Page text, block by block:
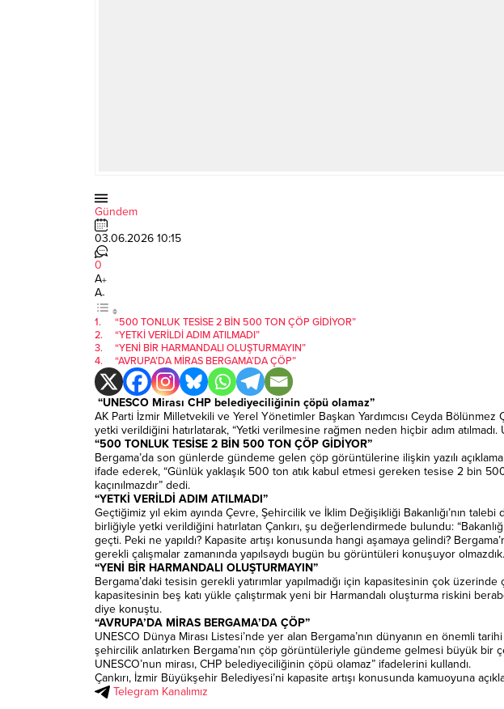
Gündem
03.06.2026 10:15
0
A+
A-
“500 TONLUK TESİSE 2 BİN 500 TON ÇÖP GİDİYOR”
“YETKİ VERİLDİ ADIM ATILMADI”
“YENİ BİR HARMANDALI OLUŞTURMAYIN”
“AVRUPA’DA MİRAS BERGAMA’DA ÇÖP”
“UNESCO Mirası CHP belediyeciliğinin çöpü olamaz”
AK Parti İzmir Milletvekili ve Yerel Yönetimler Başkan Yardımcısı Ceyda
yetki verildiğini hatırlatarak, “Yetki verilmesine rağmen neden hiçbir adım
“500 TONLUK TESİSE 2 BİN 500 TON ÇÖP GİDİYOR”
Bergama’da son günlerde gündeme gelen çöp görüntülerine ilişkin yazılı
ifade ederek, “Günlük yaklaşık 500 ton atık kabul etmesi gereken tesise 2 bin
kaçınılmazdır” dedi.
“YETKİ VERİLDİ ADIM ATILMADI”
Geçtiğimiz yıl ekim ayında Çevre, Şehircilik ve İklim Değişikliği Bakanlığı’nın
birliğiyle yetki verildiğini hatırlatan Çankırı, şu değerlendirmede bulundu:
geçti. Peki ne yapıldı? Kapasite artışı konusunda hangi aşamaya gelindi?
gerekli çalışmalar zamanında yapılsaydı bugün bu görüntüleri konuşuyor
“YENİ BİR HARMANDALI OLUŞTURMAYIN”
Bergama’daki tesisin gerekli yatırımlar yapılmadığı için kapasitesinin çok
kapasitesinin beş katı yükle çalıştırmak yeni bir Harmandalı oluşturma riskini
diye konuştu.
“AVRUPA’DA MİRAS BERGAMA’DA ÇÖP”
UNESCO Dünya Mirası Listesi’nde yer alan Bergama’nın dünyanın en önemli
şehircilik anlatırken Bergama’nın çöp görüntüleriyle gündeme gelmesi büyük bir
UNESCO’nun mirası, CHP belediyeciliğinin çöpü olamaz” ifadelerini kullandı.
Çankırı, İzmir Büyükşehir Belediyesi’ni kapasite artışı konusunda kamuoyuna
Telegram Kanalımız